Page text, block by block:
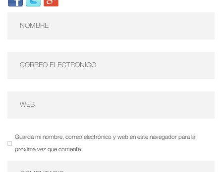
Guarda mi nombre, correo electrónico y web en este navegador para la
próxima vez que comente.